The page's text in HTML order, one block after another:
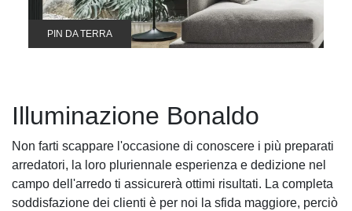
PIN DA TERRA
Illuminazione Bonaldo
Non farti scappare l'occasione di conoscere i più preparati
arredatori, la loro pluriennale esperienza e dedizione nel
campo dell'arredo ti assicurerà ottimi risultati. La completa
soddisfazione dei clienti è per noi la sfida maggiore, perciò